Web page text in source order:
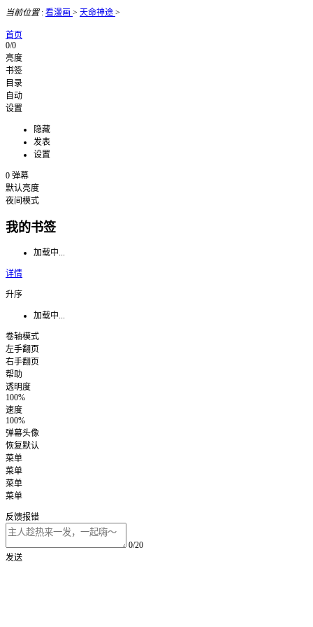
当前位置: 看漫画 > 天命神途 >
首页
0/0
亮度
书签
目录
自动
设置
隐藏
发表
设置
0 弹幕
默认亮度
夜间模式
我的书签
加载中...
详情
升序
加载中...
卷轴模式
左手翻页
右手翻页
帮助
透明度
100%
速度
100%
弹幕头像
恢复默认
菜单
菜单
菜单
菜单
反馈报错
0/20
发送